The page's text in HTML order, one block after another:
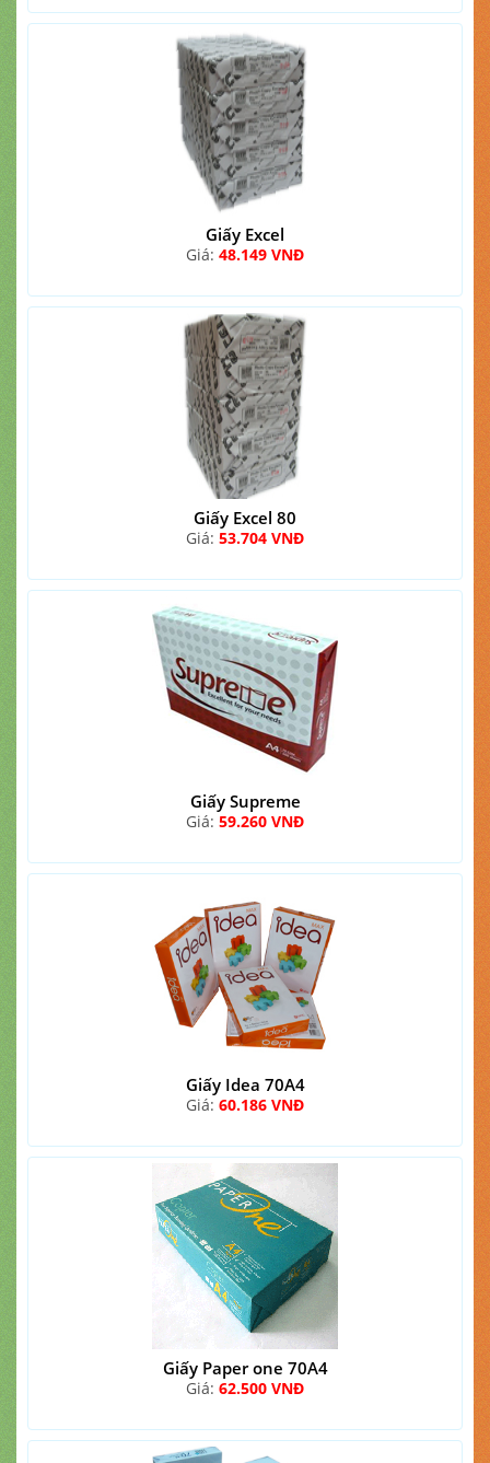
Giấy Excel
Giá: 48.149 VNĐ
Giấy Excel 80
Giá: 53.704 VNĐ
Giấy Supreme
Giá: 59.260 VNĐ
Giấy Idea 70A4
Giá: 60.186 VNĐ
Giấy Paper one 70A4
Giá: 62.500 VNĐ